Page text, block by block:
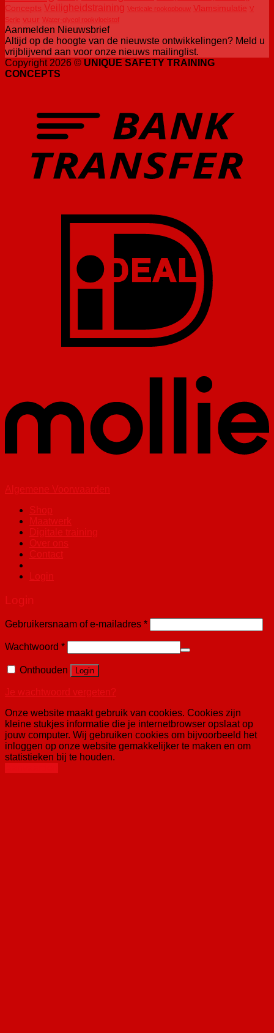
Concepts Veiligheidstraining Verticale rookopbouw Vlamsimulatie V
Serie vuur Water-glycol rookvloeistof
Aanmelden Nieuwsbrief
Altijd op de hoogte van de nieuwste ontwikkelingen? Meld u
vrijblijvend aan voor onze nieuws mailinglist.
Copyright 2026 © UNIQUE SAFETY TRAINING
CONCEPTS
Algemene Voorwaarden
Shop
Maatwerk
Digitale training
Over ons
Contact
Login
Login
Gebruikersnaam of e-mailadres *
Wachtwoord *
Onthouden Login
Je wachtwoord vergeten?
Onze website maakt gebruik van cookies. Cookies zijn
kleine stukjes informatie die je internetbrowser opslaat op
jouw computer. Wij gebruiken cookies om bijvoorbeeld het
inloggen op onze website gemakkelijker te maken en om
statistieken bij te houden.